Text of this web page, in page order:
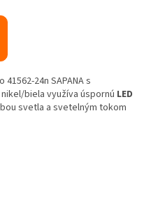
24n SAPANA s
biela využíva úspornú LED
svetla a svetelným tokom